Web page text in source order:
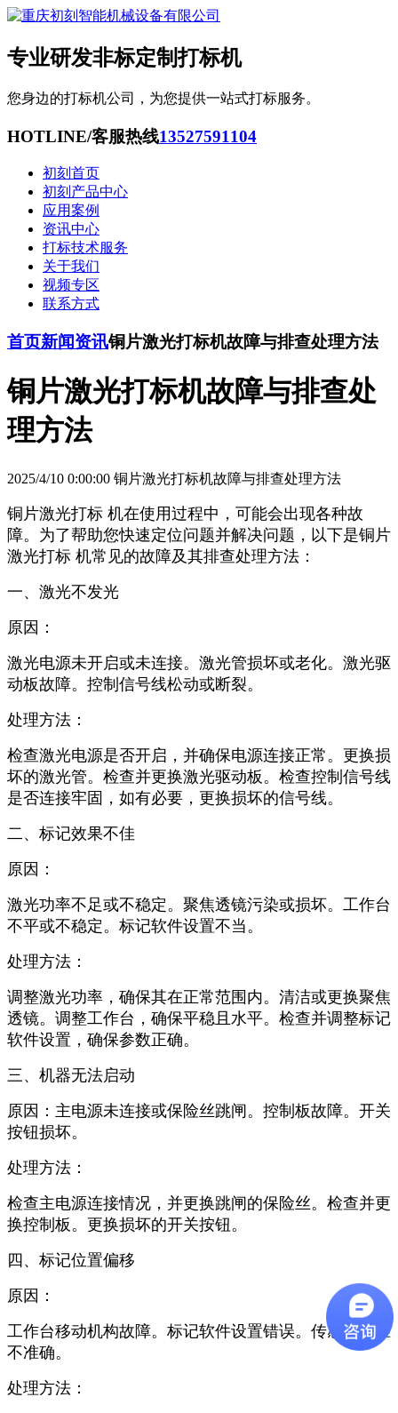
专业研发非标定制打标机
您身边的打标机公司，为您提供一站式打标服务。
HOTLINE/客服热线13527591104
初刻首页
初刻产品中心
应用案例
资讯中心
打标技术服务
关于我们
视频专区
联系方式
首页新闻资讯铜片激光打标机故障与排查处理方法
铜片激光打标机故障与排查处
理方法
2025/4/10 0:00:00 铜片激光打标机故障与排查处理方法
铜片激光打标 机在使用过程中，可能会出现各种故
障。为了帮助您快速定位问题并解决问题，以下是铜片
激光打标 机常见的故障及其排查处理方法：
一、 激光不发光
原因：
激光电源未开启或未连接。激光管损坏或老化。激光驱
动板故障。控制信号线松动或断裂。
处理方法：
检查激光电源是否开启，并确保电源连接正常。更换损
坏的激光管。检查并更换激光驱动板。检查控制信号线
是否连接牢固，如有必要，更换损坏的信号线。
二、 标记效果不佳
原因：
激光功率不足或不稳定。聚焦透镜污染或损坏。工作台
不平或不稳定。标记软件设置不当。
处理方法：
调整激光功率，确保其在正常范围内。清洁或更换聚焦
透镜。调整工作台，确保平稳且水平。检查并调整标记
软件设置，确保参数正确。
三、 机器无法启动
原因：主电源未连接或保险丝跳闸。控制板故障。开关
按钮损坏。
处理方法：
检查主电源连接情况，并更换跳闸的保险丝。检查并更
换控制板。更换损坏的开关按钮。
四、 标记位置偏移
原因：
工作台移动机构故障。标记软件设置错误。传感器校准
不准确。
处理方法：